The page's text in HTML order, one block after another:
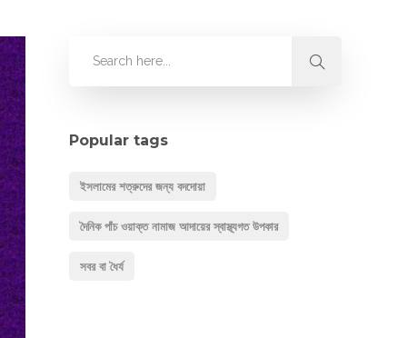
Popular tags
ইসলামের শত্রুদের জন্য বদদোয়া
দৈনিক পাঁচ ওয়াক্ত নামাজ আদায়ের স্বাস্থ্যগত উপকার
সবর বা ধৈর্য